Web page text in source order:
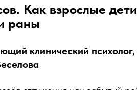
Как взрослые
раны
клинический